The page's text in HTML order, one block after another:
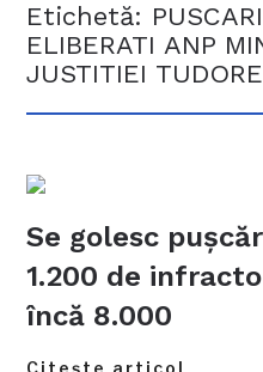
Etichetă:
ELIBERATI ANP
JUSTITIEI
Se golesc
1.200 de
încă 8.000
Citește articol